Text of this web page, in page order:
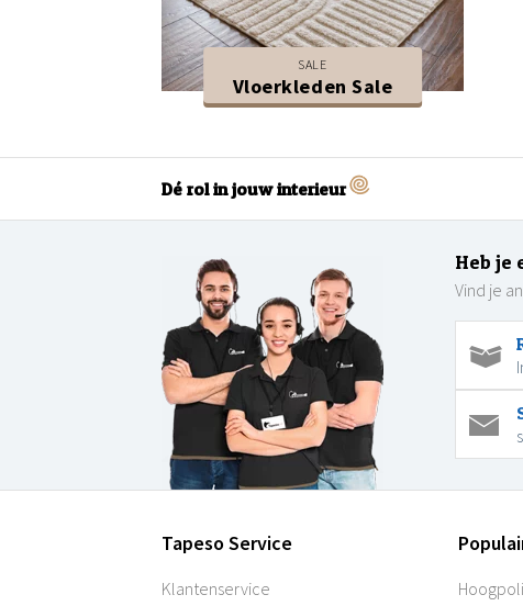
SALE
Vloerkleden Sale
Dé rol in jouw interieur
Heb je
Vind je
Tapeso Service
Klantenservice